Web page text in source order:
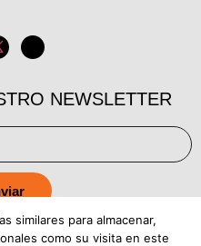
NEWSLETTER
similares para almacenar,
como su visita en este